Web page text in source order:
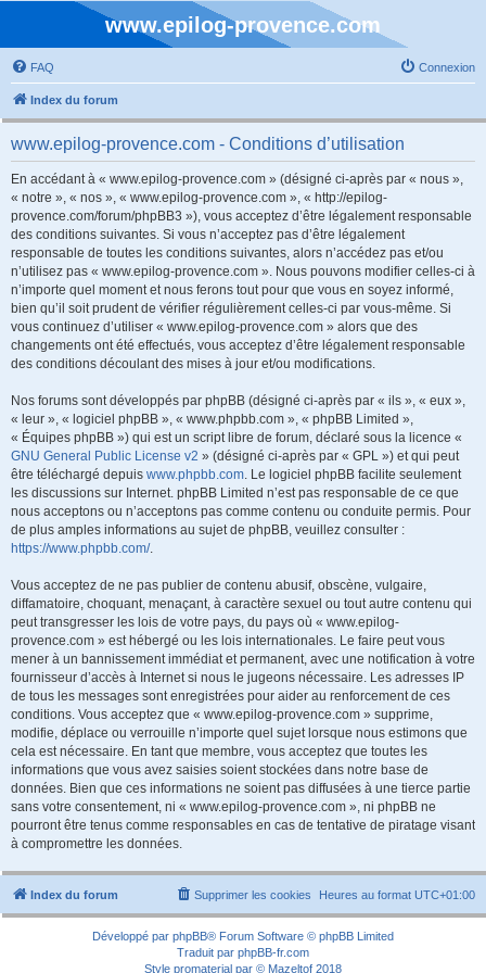
www.epilog-provence.com
FAQ Connexion
Index du forum
www.epilog-provence.com - Conditions d’utilisation
En accédant à « www.epilog-provence.com » (désigné ci-après par « nous »,
« notre », « nos », « www.epilog-provence.com », « http://epilog-
provence.com/forum/phpBB3 »), vous acceptez d’être légalement responsable
des conditions suivantes. Si vous n’acceptez pas d’être légalement
responsable de toutes les conditions suivantes, alors n’accédez pas et/ou
n’utilisez pas « www.epilog-provence.com ». Nous pouvons modifier celles-ci à
n’importe quel moment et nous ferons tout pour que vous en soyez informé,
bien qu’il soit prudent de vérifier régulièrement celles-ci par vous-même. Si
vous continuez d’utiliser « www.epilog-provence.com » alors que des
changements ont été effectués, vous acceptez d’être légalement responsable
des conditions découlant des mises à jour et/ou modifications.
Nos forums sont développés par phpBB (désigné ci-après par « ils », « eux »,
« leur », « logiciel phpBB », « www.phpbb.com », « phpBB Limited »,
« Équipes phpBB ») qui est un script libre de forum, déclaré sous la licence «
GNU General Public License v2 » (désigné ci-après par « GPL ») et qui peut
être téléchargé depuis www.phpbb.com. Le logiciel phpBB facilite seulement
les discussions sur Internet. phpBB Limited n’est pas responsable de ce que
nous acceptons ou n’acceptons pas comme contenu ou conduite permis. Pour
de plus amples informations au sujet de phpBB, veuillez consulter :
https://www.phpbb.com/.
Vous acceptez de ne pas publier de contenu abusif, obscène, vulgaire,
diffamatoire, choquant, menaçant, à caractère sexuel ou tout autre contenu qui
peut transgresser les lois de votre pays, du pays où « www.epilog-
provence.com » est hébergé ou les lois internationales. Le faire peut vous
mener à un bannissement immédiat et permanent, avec une notification à votre
fournisseur d’accès à Internet si nous le jugeons nécessaire. Les adresses IP
de tous les messages sont enregistrées pour aider au renforcement de ces
conditions. Vous acceptez que « www.epilog-provence.com » supprime,
modifie, déplace ou verrouille n’importe quel sujet lorsque nous estimons que
cela est nécessaire. En tant que membre, vous acceptez que toutes les
informations que vous avez saisies soient stockées dans notre base de
données. Bien que ces informations ne soient pas diffusées à une tierce partie
sans votre consentement, ni « www.epilog-provence.com », ni phpBB ne
pourront être tenus comme responsables en cas de tentative de piratage visant
à compromettre les données.
Index du forum Heures au format UTC+01:00
Supprimer les cookies
Développé par phpBB® Forum Software © phpBB Limited
Traduit par phpBB-fr.com
Style promaterial par © Mazeltof 2018